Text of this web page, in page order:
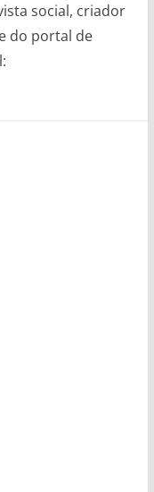
social, criador
do portal de